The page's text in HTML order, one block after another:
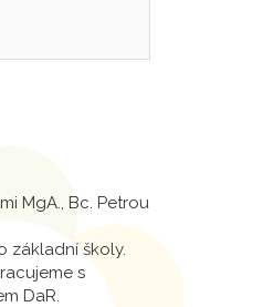
MgA., Bc. Petrou
základní školy.
s
DaR.